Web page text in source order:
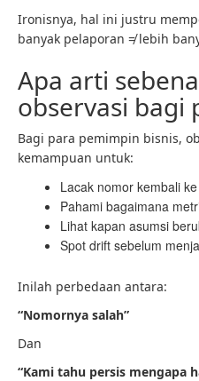
Ironisnya, hal ini justru
banyak pelaporan ≠ lebih
Apa arti
observasi bagi
Bagi para pemimpin bisnis,
kemampuan untuk:
Lacak nomor kembali
Pahami bagaimana
Lihat kapan asumsi
Spot drift sebelum
Inilah perbedaan antara:
“Nomornya salah”
Dan
“Kami tahu persis mengapa